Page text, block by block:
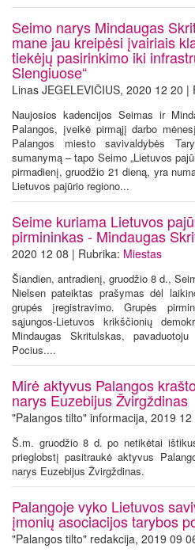
Seimo narys Mindaugas
mane jau kreipėsi įvairiais
tiekėjų pasirinkimo iki
Slengiuose“
Linas JEGELEVIČIUS, 2020 12 20 |
Naujosios kadencijos Seimas ir
Palangos, įveikė pirmąjį darbo
Palangos miesto savivaldybės
sumanymą – tapo Seimo „Lietuvos
pirmadienį, gruodžio 21 dieną, yra
Lietuvos pajūrio regiono...
Seime kuriama Lietuvos
pirmininkas - Mindaugas
2020 12 08 | Rubrika: Miestas
Šiandien, antradienį, gruodžio 8 d.,
Nielsen pateiktas prašymas dėl
grupės įregistravimo. Grupės
sąjungos-Lietuvos krikščionių
Mindaugas Skritulskas,
Pocius....
Mirė aktyvus Palangos
narys Euzebijus Žvirgždinas
"Palangos tilto" informacija, 2019
Š.m. gruodžio 8 d. po netikėtai
prieglobstį pasitraukė aktyvus
narys Euzebijus Žvirgždinas.
Palangoje vyko Lietuvos
įmonių asociacijos tarybos
"Palangos tilto" redakcija, 2019 09